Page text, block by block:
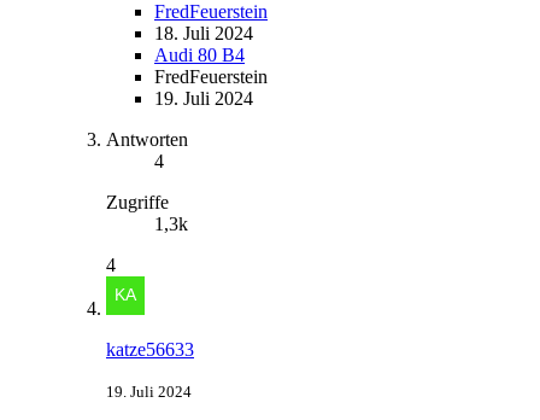
FredFeuerstein
18. Juli 2024
Audi 80 B4
FredFeuerstein
19. Juli 2024
Antworten
4
Zugriffe
1,3k
4
katze56633
19. Juli 2024